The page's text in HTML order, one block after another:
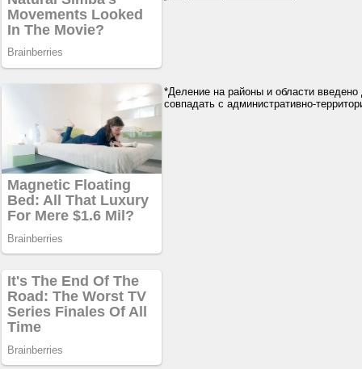
*Деление на районы и области введено
совпадать с административно-